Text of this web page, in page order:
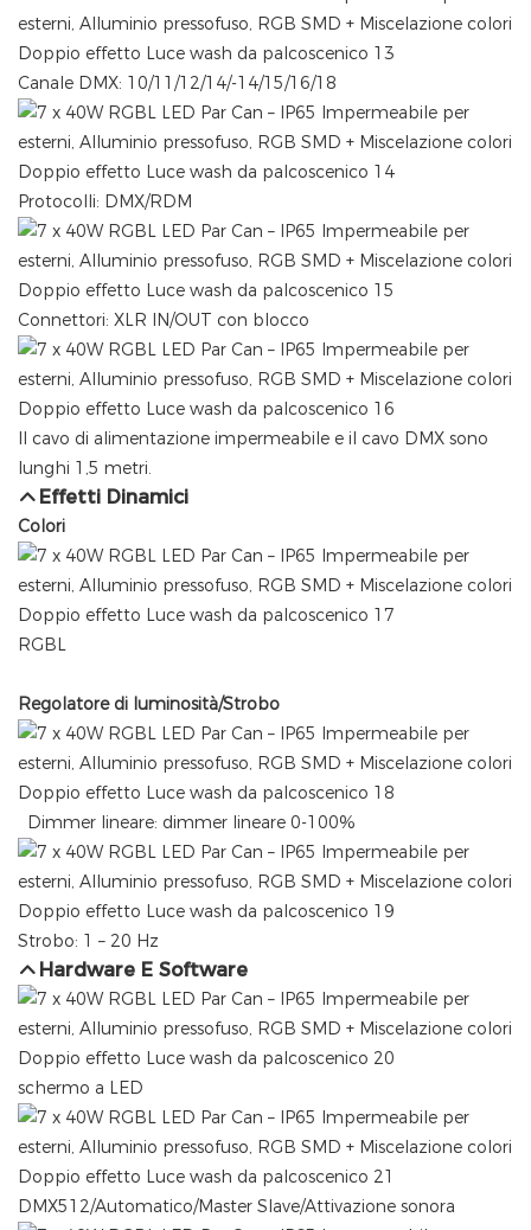
Canale DMX: 10/11/12/14/-14/15/16/18
Protocolli: DMX/RDM
Connettori: XLR IN/OUT con blocco
Il cavo di alimentazione impermeabile e il cavo DMX sono
lunghi 1,5 metri.
Effetti Dinamici
Colori
RGBL
Regolatore di luminosità/Strobo
Dimmer lineare: dimmer lineare 0-100%
Strobo: 1 – 20 Hz
Hardware E Software
schermo a LED
DMX512/Automatico/Master Slave/Attivazione sonora